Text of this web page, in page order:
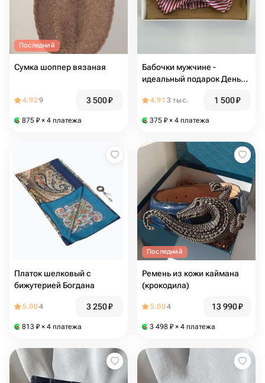
Последний
Сумка шоппер вязаная
4.929 3 500₽
875 ₽ × 4 платежа
Бабочки мужчине -
идеальный подарок День
4.91 3 тыс. 1 500₽
375 ₽ × 4 платежа
Платок шелковый с
бижутерией Богдана
5.004 3 250₽
813 ₽ × 4 платежа
Последний
Ремень из кожи каймана
(крокодила)
5.004 13 990₽
3 498 ₽ × 4 платежа